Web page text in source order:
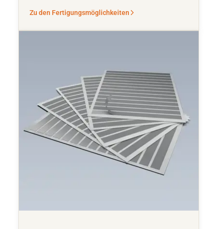
Zu den Fertigungsmöglichkeiten